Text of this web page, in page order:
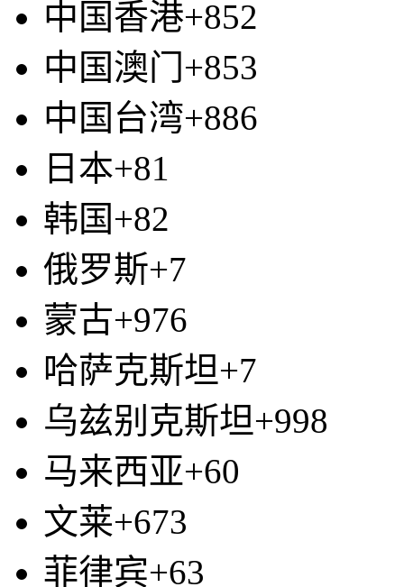
中国香港+852
中国澳门+853
中国台湾+886
日本+81
韩国+82
俄罗斯+7
蒙古+976
哈萨克斯坦+7
乌兹别克斯坦+998
马来西亚+60
文莱+673
菲律宾+63